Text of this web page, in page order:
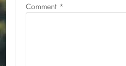
Comment *